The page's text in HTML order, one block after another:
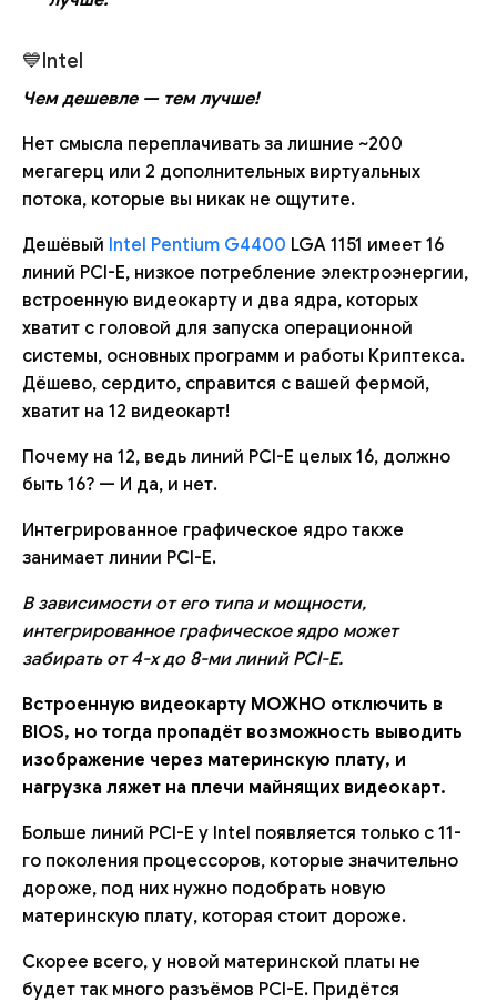
💙Intel
Чем дешевле — тем лучше!
Нет смысла переплачивать за лишние ~200
мегагерц или 2 дополнительных виртуальных
потока, которые вы никак не ощутите.
Дешёвый Intel Pentium G4400 LGA 1151 имеет 16
линий PCI-E, низкое потребление электроэнергии,
встроенную видеокарту и два ядра, которых
хватит с головой для запуска операционной
системы, основных программ и работы Криптекса.
Дёшево, сердито, справится с вашей фермой,
хватит на 12 видеокарт!
Почему на 12, ведь линий PCI-E целых 16, должно
быть 16? — И да, и нет.
Интегрированное графическое ядро также
занимает линии PCI-E.
В зависимости от его типа и мощности,
интегрированное графическое ядро может
забирать от 4-х до 8-ми линий PCI-E.
Встроенную видеокарту МОЖНО отключить в
BIOS, но тогда пропадёт возможность выводить
изображение через материнскую плату, и
нагрузка ляжет на плечи майнящих видеокарт.
Больше линий PCI-E у Intel появляется только с 11-
го поколения процессоров, которые значительно
дороже, под них нужно подобрать новую
материнскую плату, которая стоит дороже.
Скорее всего, у новой материнской платы не
будет так много разъёмов PCI-E. Придётся